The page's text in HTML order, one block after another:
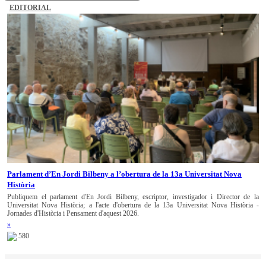
EDITORIAL
Parlament d’En Jordi Bilbeny a l’obertura de la 13a Universitat Nova
Història
Publiquem el parlament d'En Jordi Bilbeny, escriptor, investigador i Director de la
Universitat Nova Història; a l'acte d'obertura de la 13a Universitat Nova Història -
Jornades d'Història i Pensament d'aquest 2026.
»
580